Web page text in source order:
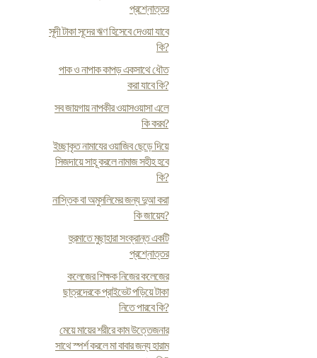
প্রশ্নোত্তর
সূদী টাকা সূদের ঋণ হিসেবে দেওয়া যাবে
কি?
পাক ও নাপাক কাপড় একসাথে ধৌত
করা যাবে কি?
সব জায়গায় নাপকীর ওয়াসওয়াসা এলে
কি করব?
ইচ্ছাকৃত নামাযের ওয়াজিব ছেড়ে দিয়ে
সিজদায়ে সাহূ করলে নামাজ সহীহ হবে
কি?
নাস্তিক বা অমুসলিমের জন্য দুআ করা
কি জায়েয?
হুরমাতে মুছাহারা সংক্রান্ত একটি
প্রশ্নোত্তর
কলেজের শিক্ষক নিজের কলেজের
ছাত্রদেরকে প্রাইভেট পড়িয়ে টাকা
নিতে পারবে কি?
মেয়ে মায়ের শরীরে কাম উত্তেজনার
সাথে স্পর্শ করলে মা বাবার জন্য হারাম